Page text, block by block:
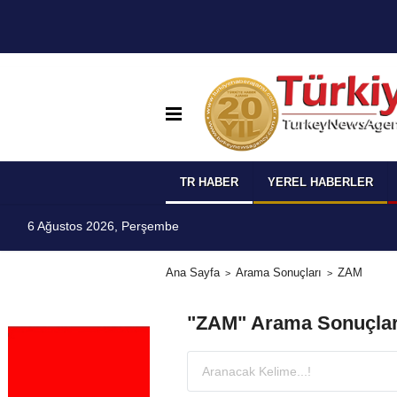
TR HABER YEREL HABERLER
6 Ağustos 2026, Perşembe
Ana Sayfa Arama Sonuçları ZAM
"ZAM" Arama